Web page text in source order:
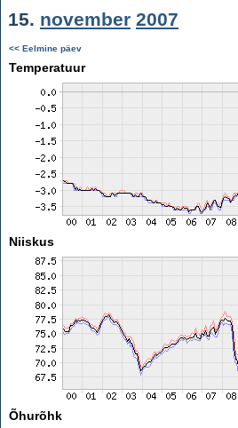
15. november 2007
<< Eelmine päev
Temperatuur
Niiskus
Õhurõhk